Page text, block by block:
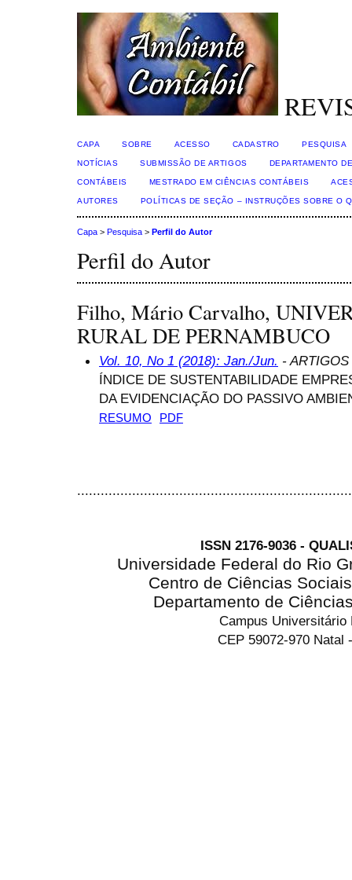
CAPA SOBRE ACESSO CADASTRO PESQUISA
NOTÍCIAS SUBMISSÃO DE ARTIGOS DEPARTAMENTO
CONTÁBEIS MESTRADO EM CIÊNCIAS CONTÁBEIS
AUTORES POLÍTICAS DE SEÇÃO – INSTRUÇÕES SOBRE O
Capa > Pesquisa > Perfil do Autor
Perfil do Autor
Filho, Mário Carvalho,
RURAL DE PERNAMBUCO
Vol. 10, No 1 (2018): Jan./Jun. - ARTIGOS
ÍNDICE DE SUSTENTABILIDADE
DA EVIDENCIAÇÃO DO PASSIVO
RESUMO PDF
ISSN 2176-9036 -
Universidade Federal do Rio
Centro de Ciências
Departamento de
Campus Universitário
CEP 59072-970 Natal